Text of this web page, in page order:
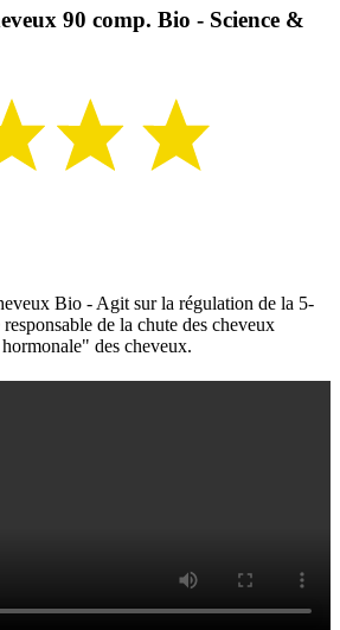
90 comp. Bio - Science &
Bio - Agit sur la régulation de la 5-
de la chute des cheveux
des cheveux.